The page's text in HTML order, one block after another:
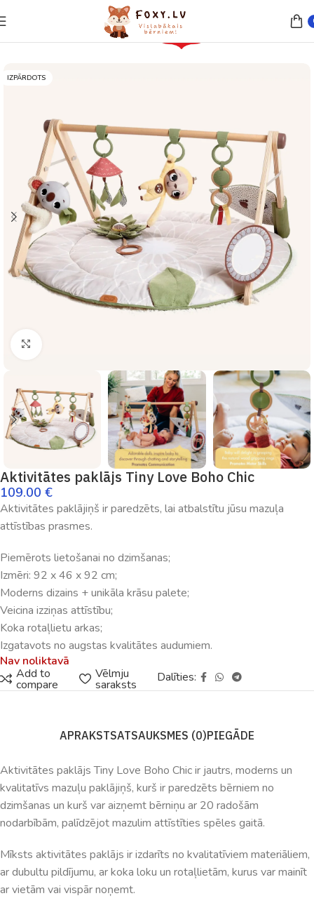
Sākums
IZPĀRDOTS
Aktivitātes paklājs Tiny Love Boho Chic
109.00 €
Aktivitātes paklājiņš ir paredzēts, lai atbalstītu jūsu mazuļa
attīstības prasmes.
Piemērots lietošanai no dzimšanas;
Izmēri: 92 x 46 x 92 cm;
Moderns dizains + unikāla krāsu palete;
Veicina izziņas attīstību;
Koka rotaļlietu arkas;
Izgatavots no augstas kvalitātes audumiem.
Nav noliktavā
Add to
compare
Vēlmju
saraksts Dalīties:
APRAKSTSATSAUKSMES (0)PIEGĀDE
Aktivitātes paklājs Tiny Love Boho Chic ir jautrs, moderns un
kvalitatīvs mazuļu paklājiņš, kurš ir paredzēts bērniem no
dzimšanas un kurš var aizņemt bērniņu ar 20 radošām
nodarbībām, palīdzējot mazulim attīstīties spēles gaitā.
Mīksts aktivitātes paklājs ir izdarīts no kvalitatīviem materiāliem,
ar dubultu pildījumu, ar koka loku un rotaļlietām, kurus var mainīt
ar vietām vai vispār noņemt.